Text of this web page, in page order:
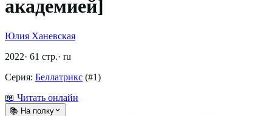
академией]
Юлия Ханевская
2022· 61 стр.· ru
Серия: Беллатрикс (#1)
📖 Читать онлайн
📚 На полку